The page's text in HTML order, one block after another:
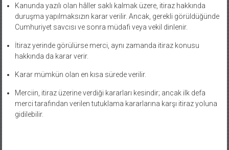
Kanunda yazılı olan hâller saklı kalmak üzere, itiraz hakkında
duruşma yapılmaksızın karar verilir. Ancak, gerekli görüldüğünde
Cumhuriyet savcısı ve sonra müdafi veya vekil dinlenir.
İtiraz yerinde görülürse merci, aynı zamanda itiraz konusu
hakkında da karar verir.
Karar mümkün olan en kısa sürede verilir.
Merciin, itiraz üzerine verdiği kararları kesindir; ancak ilk defa
merci tarafından verilen tutuklama kararlarına karşı itiraz yoluna
gidilebilir.